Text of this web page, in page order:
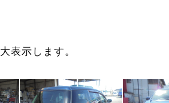
表示します。